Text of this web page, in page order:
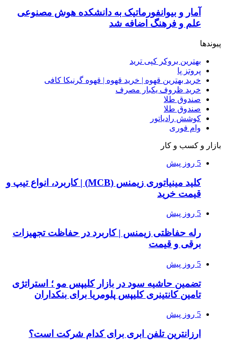
آمار و بیوانفورماتیک به دانشکده هوش مصنوعی
علم و فرهنگ اضافه شد
پیوندها
بهترین بروکر کپی ترید
پروتز پا
خرید بهترین قهوه | خرید قهوه | قهوه گرنیکا کافی
خرید ظروف یکبار مصرف
صندوق طلا
صندوق طلا
کوشش رادیاتور
وام فوری
بازار و کسب و کار
5 روز پیش
کلید مینیاتوری زیمنس (MCB) | کاربرد، انواع تیپ و
قیمت خرید
5 روز پیش
رله حفاظتی زیمنس | کاربرد در حفاظت تجهیزات
برقی و قیمت
5 روز پیش
تضمین حاشیه سود در بازار کلیپس مو ؛ استراتژی
تامین کانتینری کلیپس پلومریا برای بنکداران
5 روز پیش
ارزانترین تلفن ابری برای کدام شرکت است؟